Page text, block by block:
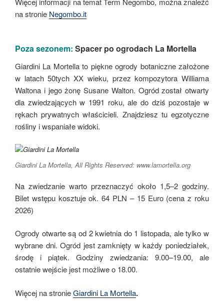
na stronie Negombo.it
Poza sezonem: Spacer po ogrodach La Mortella
Giardini La Mortella to piękne ogrody botaniczne założone
w latach 50tych XX wieku, przez kompozytora Williama
Waltona i jego żonę Susane Walton. Ogród został otwarty
dla zwiedzających w 1991 roku, ale do dziś pozostaje w
rękach prywatnych właścicieli. Znajdziesz tu egzotyczne
rośliny i wspaniałe widoki.
Giardini La Mortella, All Rights Reserved: www.lamortella.org
Na zwiedzanie warto przeznaczyć około 1,5–2 godziny.
Bilet wstępu kosztuje ok. 64 PLN – 15 Euro (cena z roku
2026)
Ogrody otwarte są od 2 kwietnia do 1 listopada, ale tylko w
wybrane dni. Ogród jest zamknięty w każdy poniedziałek,
środę i piątek. Godziny zwiedzania: 9.00–19.00, ale
ostatnie wejście jest możliwe o 18.00.
Więcej na stronieGiardini La Mortella.